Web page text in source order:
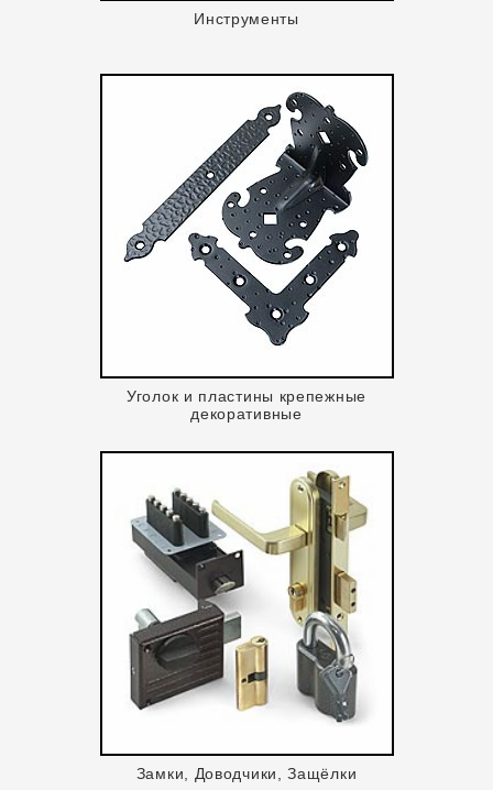
Инструменты
Уголок и пластины крепежные
декоративные
Замки, Доводчики, Защёлки